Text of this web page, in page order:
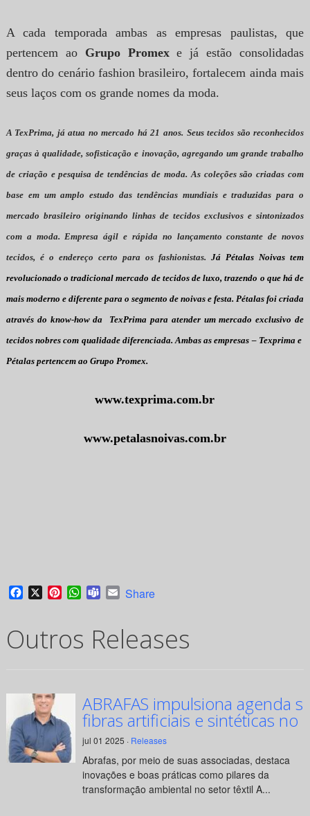
A cada temporada ambas as empresas paulistas, que
pertencem ao Grupo Promexe já estão consolidadas
dentro do cenário fashion brasileiro, fortalecem ainda mais
seus laços com os grande nomes da moda.
A TexPrima, já atua no mercado há 21 anos. Seus tecidos são reconhecidos
graças à qualidade, sofisticação e inovação, agregando um grande trabalho
de criação e pesquisa de tendências de moda. As coleções são criadas com
base em um amplo estudo das tendências mundiais e traduzidas para o
mercado brasileiro originando linhas de tecidos exclusivos e sintonizados
com a moda. Empresa ágil e rápida no lançamento constante de novos
tecidos, é o endereço certo para os fashionistas.Já Pétalas Noivas tem
revolucionado o tradicional mercado de tecidos de luxo, trazendo o que há de
mais moderno e diferente para o segmento de noivas e festa. Pétalas foi criada
através do know-how da
TexPrima para atender um mercado exclusivo de
tecidos nobres com qualidade diferenciada. Ambas as empresas – Texprima e
Pétalas pertencem ao Grupo Promex.
www.texprima.com.br
www.petalasnoivas.com.br
Facebook
X PinterestWhatsApp
TeamsEmail
Share
Outros Releases
ABRAFAS impulsiona agenda
fibras artificiais e sintéticas no
jul 01 2025 · Releases
Abrafas, por meio de suas associadas, destaca
inovações e boas práticas como pilares da
transformação ambiental no setor têxtil A...